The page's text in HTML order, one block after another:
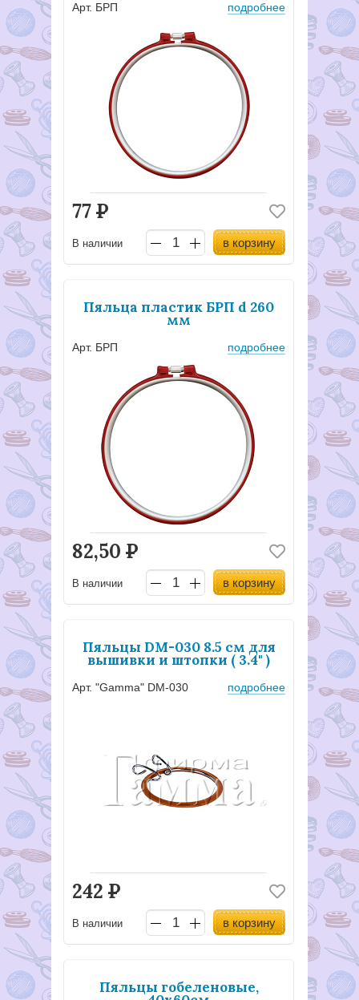
Арт. БРП подробнее
77Р
В наличии в корзину
Пяльца пластик БРП d 260
мм
Арт. БРП подробнее
82,50 Р
В наличии в корзину
Пяльцы DM-030 8.5 см для
вышивки и штопки ( 3.4" )
Арт. "Gamma" DM-030 подробнее
242 Р
В наличии в корзину
Пяльцы гобеленовые,